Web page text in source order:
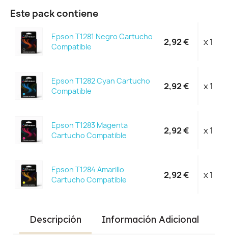
Este pack contiene
Epson T1281 Negro Cartucho
Compatible
2,92 € x 1
Epson T1282 Cyan Cartucho
Compatible
2,92 € x 1
Epson T1283 Magenta
Cartucho Compatible
2,92 € x 1
Epson T1284 Amarillo
Cartucho Compatible
2,92 € x 1
Descripción Información Adicional